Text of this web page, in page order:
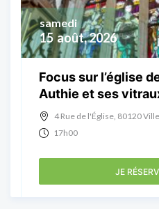
15 août, 2026
samedi
Focus sur l’église
Authie et ses
4 Rue de l'Église, 80120
17h00
JE